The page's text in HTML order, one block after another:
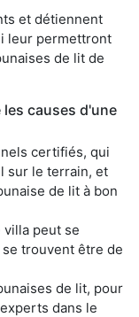
et détiennent
leur permettront
de lit de
causes d'une
certifiés, qui
sur le terrain, et
de lit à bon
villa peut se
trouvent être de
de lit, pour
dans le